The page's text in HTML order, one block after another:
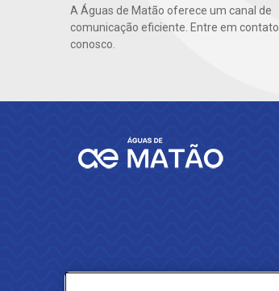
A Águas de Matão oferece um canal de
comunicação eficiente. Entre em contato
conosco.